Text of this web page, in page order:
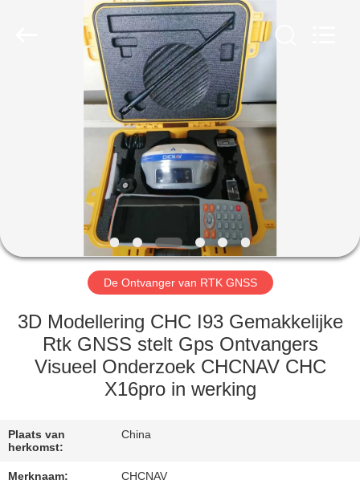
PRODUCTEN
ONGEVEER
FABRIEKSREIS
KWALITEITSCONTROLE
CONTACTEER
VERZOEK
OM EEN
De Ontvanger van RTK GNSS
3D Modellering CHC I93 Gemakkelijke
Rtk GNSS stelt Gps Ontvangers
Visueel Onderzoek CHCNAV CHC
X16pro in werking
Plaats van
herkomst:
China
Merknaam: CHCNAV